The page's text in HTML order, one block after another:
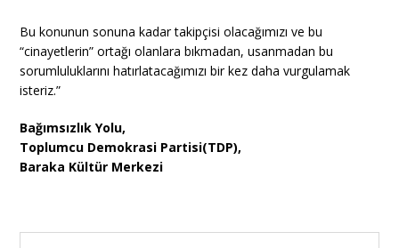
Bu konunun sonuna kadar takipçisi olacağımızı ve bu
“cinayetlerin” ortağı olanlara bıkmadan, usanmadan bu
sorumluluklarını hatırlatacağımızı bir kez daha vurgulamak
isteriz.”
Bağımsızlık Yolu,
Toplumcu Demokrasi Partisi(TDP),
Baraka Kültür Merkezi